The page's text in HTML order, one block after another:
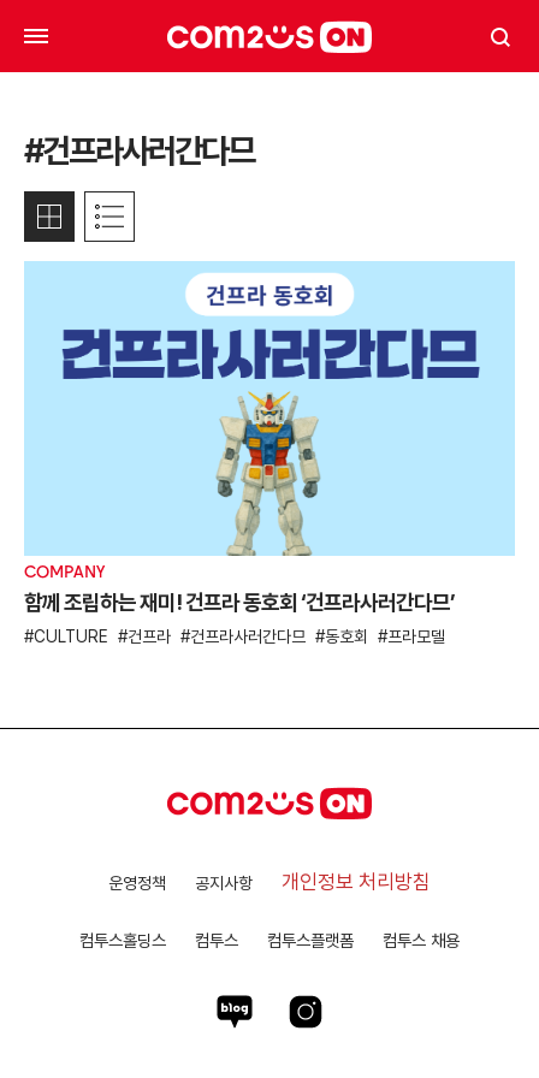
#건프라사러간다므
COMPANY
함께 조립하는 재미! 건프라 동호회 ‘건프라사러간다므’
CULTURE 건프라 건프라사러간다므 동호회 프라모델
운영정책 공지사항 개인정보 처리방침
컴투스홀딩스 컴투스 컴투스플랫폼 컴투스 채용